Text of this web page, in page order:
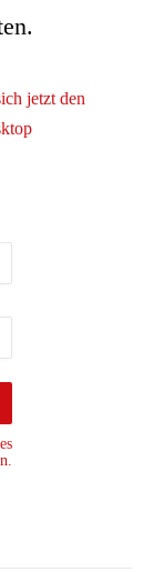
jetzt den